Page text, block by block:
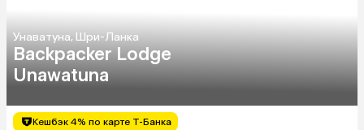
Унаватуна, Шри-Ланка
Backpacker Lodge
Unawatuna
Кешбэк 4% по карте Т-Банка